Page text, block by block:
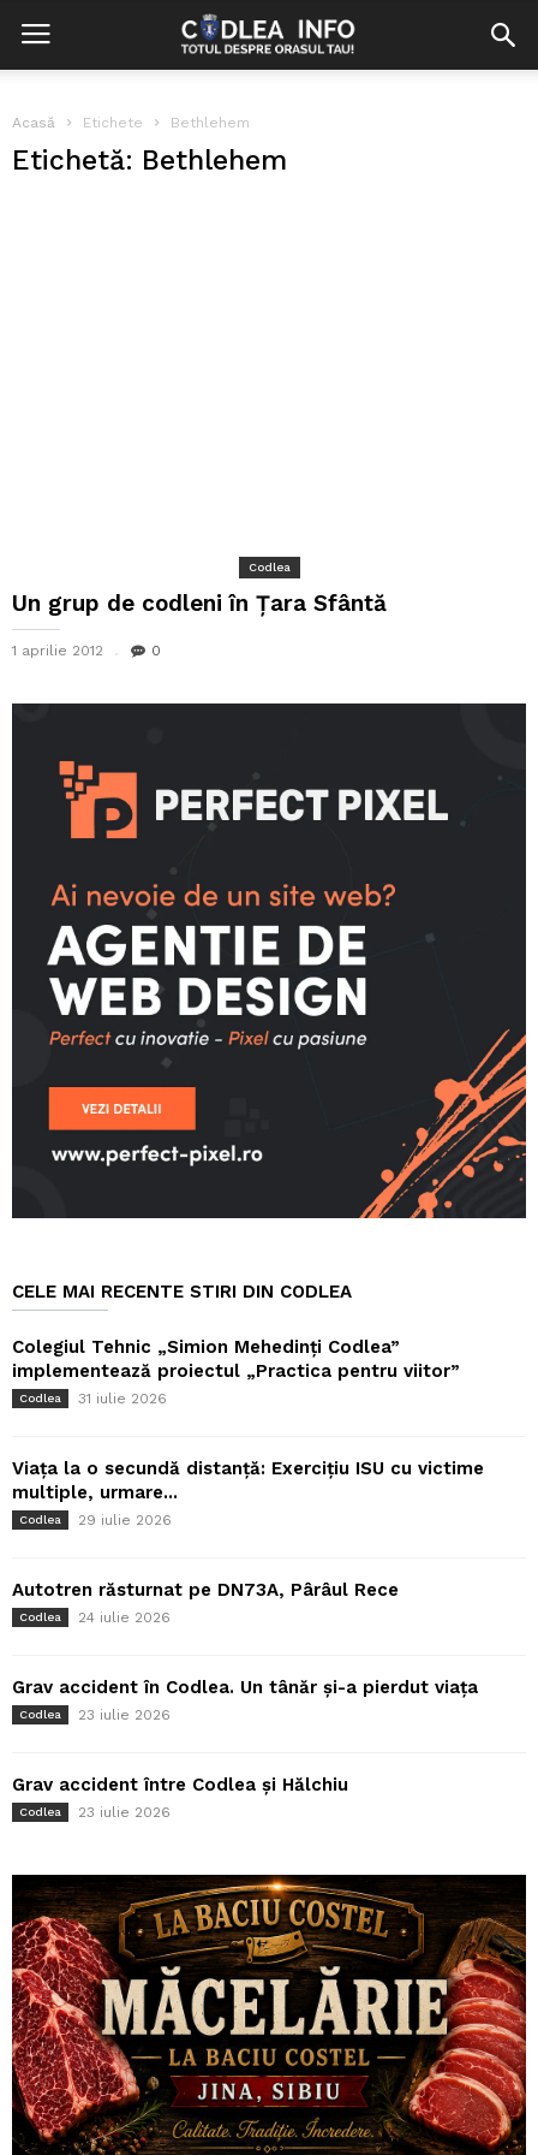
Acasă Etichete Bethlehem
Etichetă: Bethlehem
Codlea
Un grup de codleni în Țara Sfântă
1 aprilie 2012 0
CELE MAI RECENTE STIRI DIN CODLEA
Colegiul Tehnic „Simion Mehedinți Codlea”
implementează proiectul „Practica pentru viitor”
Codlea 31 iulie 2026
Viața la o secundă distanță: Exercițiu ISU cu victime
multiple, urmare...
Codlea 29 iulie 2026
Autotren răsturnat pe DN73A, Pârâul Rece
Codlea 24 iulie 2026
Grav accident în Codlea. Un tânăr și-a pierdut viața
Codlea 23 iulie 2026
Grav accident între Codlea și Hălchiu
Codlea 23 iulie 2026